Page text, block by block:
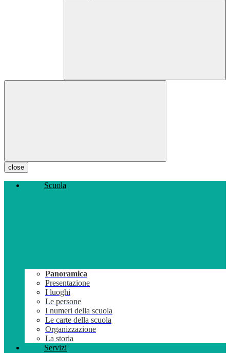
close
Scuola
Panoramica
Presentazione
I luoghi
Le persone
I numeri della scuola
Le carte della scuola
Organizzazione
La storia
Servizi